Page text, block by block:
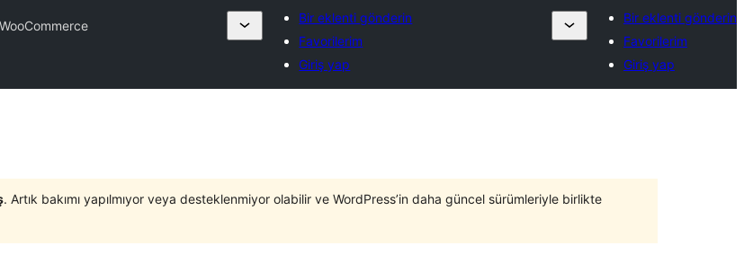
Bir eklenti gönderin
Favorilerim
Giriş yap
Bir eklenti gönderin
Favorilerim
Giriş yap
. Artık bakımı yapılmıyor veya desteklenmiyor olabilir ve WordPress’in daha güncel sürümleriyle birlikte